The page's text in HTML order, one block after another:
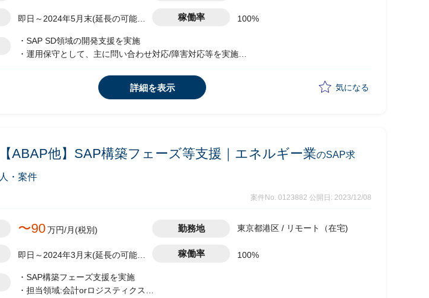
即日～2024年5月末(延長の可能性
稼働率 100%
・SAP SD領域の開発支援を実施
・運用保守として、主に問い合わせ対応/障害対応等を実施
・クライアントとコミュニケーションを取りながら各フェーズの業務を遂行
・その他付随業務を実施想定
詳細を表示 気になる
【ABAP他】SAP構築フェーズ等支援｜エネルギー業のSAP求
人・案件
案件No. 0123882 公開日: 2023/12/08
〜90万円/月(税別) 勤務地 東京都港区 / リモート（在宅)
即日～2024年3月末(延長の可能性
稼働率 100%
・SAP構築フェーズ支援を実施
・担当領域:会計orロジスティクス